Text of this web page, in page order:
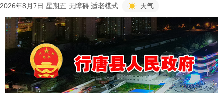
2026年8月7日 星期五 无障碍 适老模式 天气